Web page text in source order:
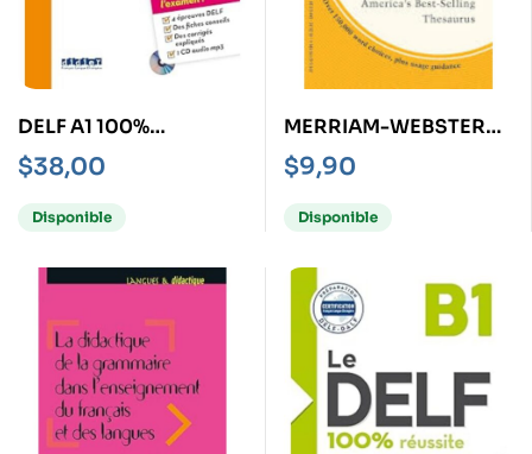
DELF A1 100%
REUSSITE, LE + CD
$38,00
Disponible
MERRIAM-WEBSTER
THESAURUS -NEW
EDITION 2023-
$9,90
Disponible